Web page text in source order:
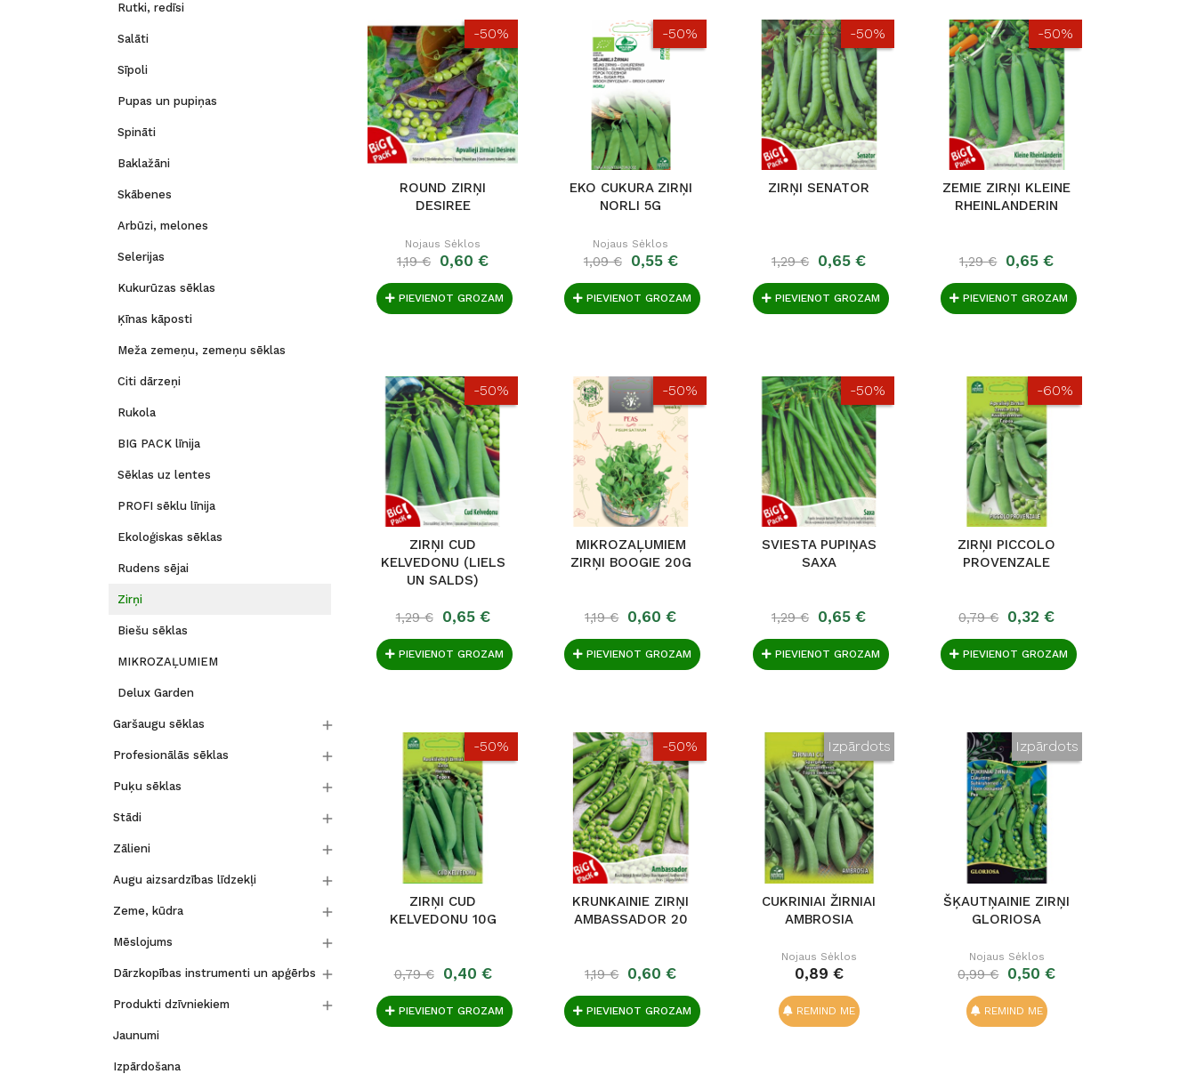
Rutki, redīsi
Salāti
Sīpoli
Pupas un pupiņas
Spināti
Baklažāni
Skābenes
Arbūzi, melones
Selerijas
Kukurūzas sēklas
Ķīnas kāposti
Meža zemeņu, zemeņu sēklas
Citi dārzeņi
Rukola
BIG PACK līnija
Sēklas uz lentes
PROFI sēklu līnija
Ekoloģiskas sēklas
Rudens sējai
Zirņi
Biešu sēklas
MIKROZAĻUMIEM
Delux Garden
Garšaugu sēklas 
Profesionālās sēklas 
Puķu sēklas 
Stādi 
Zālieni 
Augu aizsardzības līdzekļi 
Zeme, kūdra 
Mēslojums 
Dārzkopības instrumenti un apģērbs 
Produkti dzīvniekiem 
Jaunumi
Izpārdošana
-50%
ROUND ZIRŅI
DESIREE
Nojaus Sėklos
1,19 € 0,60 €
PIEVIENOT GROZAM
-50%
EKO CUKURA ZIRŅI
NORLI 5G
Nojaus Sėklos
1,09 € 0,55 €
PIEVIENOT GROZAM
-50%
ZIRŅI SENATOR
1,29 € 0,65 €
PIEVIENOT GROZAM
-50%
ZEMIE ZIRŅI KLEINE
RHEINLANDERIN
1,29 € 0,65 €
PIEVIENOT GROZAM
-50%
ZIRŅI CUD
KELVEDONU (LIELS
UN SALDS)
1,29 € 0,65 €
PIEVIENOT GROZAM
-50%
MIKROZAĻUMIEM
ZIRŅI BOOGIE 20G
1,19 € 0,60 €
PIEVIENOT GROZAM
-50%
SVIESTA PUPIŅAS
SAXA
1,29 € 0,65 €
PIEVIENOT GROZAM
-60%
ZIRŅI PICCOLO
PROVENZALE
0,79 € 0,32 €
PIEVIENOT GROZAM
-50%
ZIRŅI CUD
KELVEDONU 10G
0,79 € 0,40 €
PIEVIENOT GROZAM
-50%
KRUNKAINIE ZIRŅI
AMBASSADOR 20
1,19 € 0,60 €
PIEVIENOT GROZAM
Izpārdots
CUKRINIAI ŽIRNIAI
AMBROSIA
Nojaus Sėklos
0,89 €
REMIND ME
Izpārdots
ŠĶAUTŅAINIE ZIRŅI
GLORIOSA
Nojaus Sėklos
0,99 € 0,50 €
REMIND ME